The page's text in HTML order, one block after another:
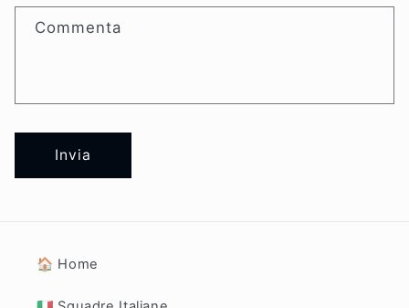
Commenta
Invia
🏠 Home